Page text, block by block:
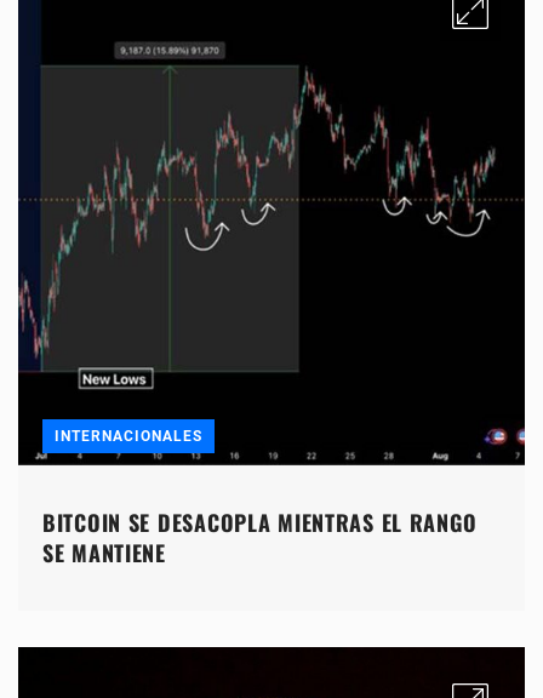
INTERNACIONALES
BITCOIN SE DESACOPLA MIENTRAS EL RANGO
SE MANTIENE